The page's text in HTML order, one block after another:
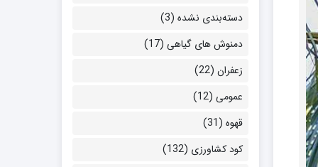
دسته‌بندی نشده (3)
دمنوش های گیاهی (17)
زعفران (22)
عمومی (12)
قهوه (31)
کود کشاورزی (132)